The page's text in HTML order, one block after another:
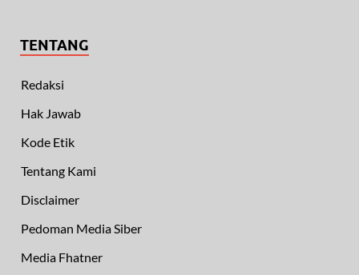
TENTANG
Redaksi
Hak Jawab
Kode Etik
Tentang Kami
Disclaimer
Pedoman Media Siber
Media Fhatner